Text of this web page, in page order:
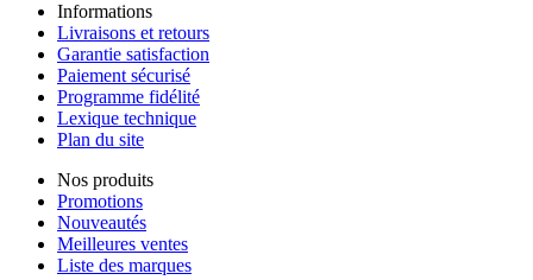
Informations
Livraisons et retours
Garantie satisfaction
Paiement sécurisé
Programme fidélité
Lexique technique
Plan du site
Nos produits
Promotions
Nouveautés
Meilleures ventes
Liste des marques